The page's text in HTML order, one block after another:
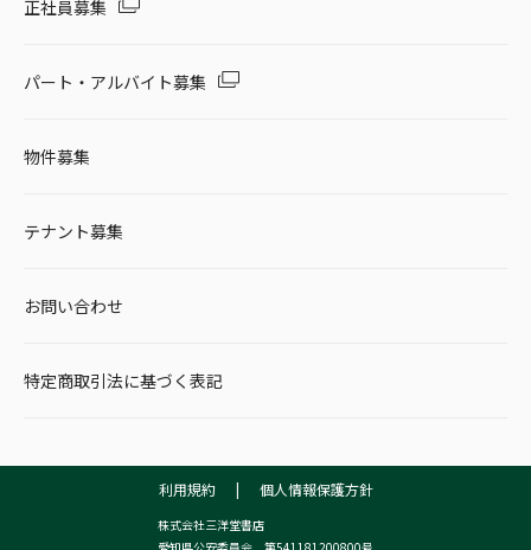
正社員募集
パート・アルバイト募集
物件募集
テナント募集
お問い合わせ
特定商取引法に基づく表記
利用規約 | 個人情報保護方針
株式会社三洋堂書店